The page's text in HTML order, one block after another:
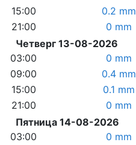
15:00
0.2 mm
21:00
0 mm
Четверг 13-08-2026
03:00
0 mm
09:00
0.4 mm
15:00
0.1 mm
21:00
0 mm
Пятница 14-08-2026
03:00
0 mm